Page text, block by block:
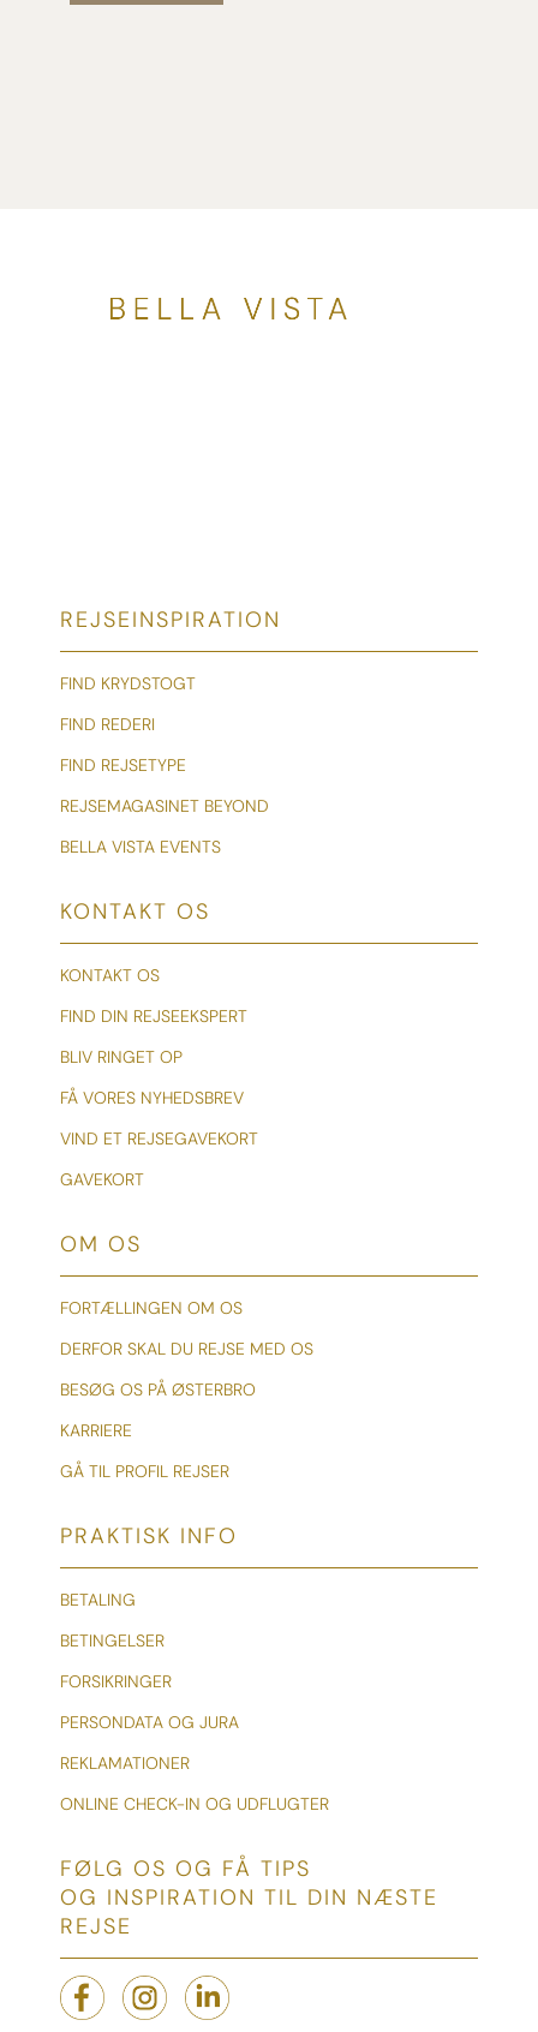
REJSEINSPIRATION
FIND KRYDSTOGT
FIND REDERI
FIND REJSETYPE
REJSEMAGASINET BEYOND
BELLA VISTA EVENTS
KONTAKT OS
KONTAKT OS
FIND DIN REJSEEKSPERT
BLIV RINGET OP
FÅ VORES NYHEDSBREV
VIND ET REJSEGAVEKORT
GAVEKORT
OM OS
FORTÆLLINGEN OM OS
DERFOR SKAL DU REJSE MED OS
BESØG OS PÅ ØSTERBRO
KARRIERE
GÅ TIL PROFIL REJSER
PRAKTISK INFO
BETALING
BETINGELSER
FORSIKRINGER
PERSONDATA OG JURA
REKLAMATIONER
ONLINE CHECK-IN OG UDFLUGTER
FØLG OS OG FÅ TIPS
OG INSPIRATION TIL DIN NÆSTE
REJSE